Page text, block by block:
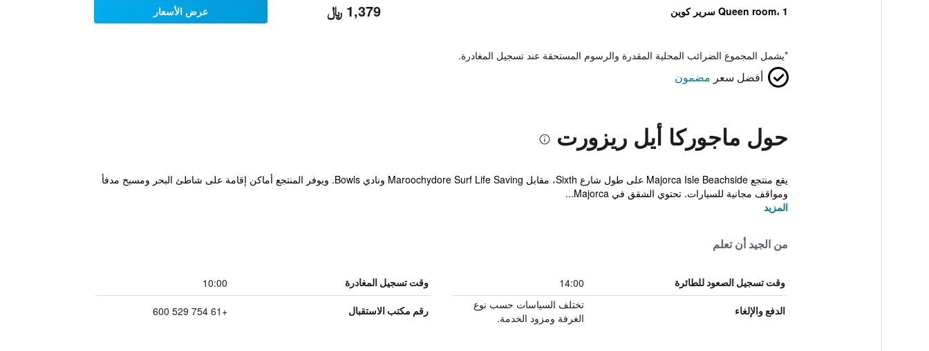
Queen room، 1 سرير كوين 1,379 ﷼ عرض الأسعار
*يشمل المجموع الضرائب المحلية المقدرة والرسوم المستحقة عند تسجيل المغادرة.
أفضل سعر مضمون
حول ماجوركا أيل ريزورت
يقع منتجع Majorca Isle Beachside على طول شارع Sixth، مقابل Maroochydore Surf Life Saving ونادي Bowls. ويوفر المنتجع أماكن إقامة على شاطئ البحر ومسبح مدفأ
ومواقف مجانية للسيارات. تحتوي الشقق في Majorca...
المزيد
من الجيد أن تعلم
وقت تسجيل الصعود للطائرة 14:00 وقت تسجيل المغادرة 10:00
الدفع والإلغاء
تختلف السياسات حسب نوع
الغرفة ومزود الخدمة.
رقم مكتب الاستقبال +61 754 529 600